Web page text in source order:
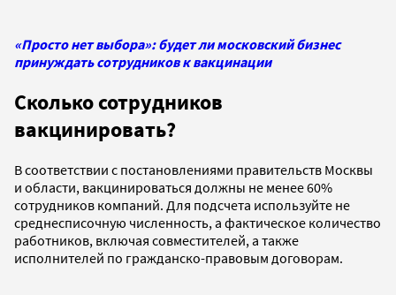
«Просто нет выбора»: будет ли московский бизнес
принуждать сотрудников к вакцинации
Сколько сотрудников
вакцинировать?
В соответствии с постановлениями правительств Москвы
и области, вакцинироваться должны не менее 60%
сотрудников компаний. Для подсчета используйте не
среднесписочную численность, а фактическое количество
работников, включая совместителей, а также
исполнителей по гражданско-правовым договорам.